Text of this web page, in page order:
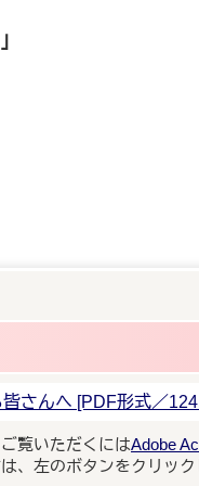
さんへ [PDF形式／
覧いただくにはAdobe
、左のボタンをクリック